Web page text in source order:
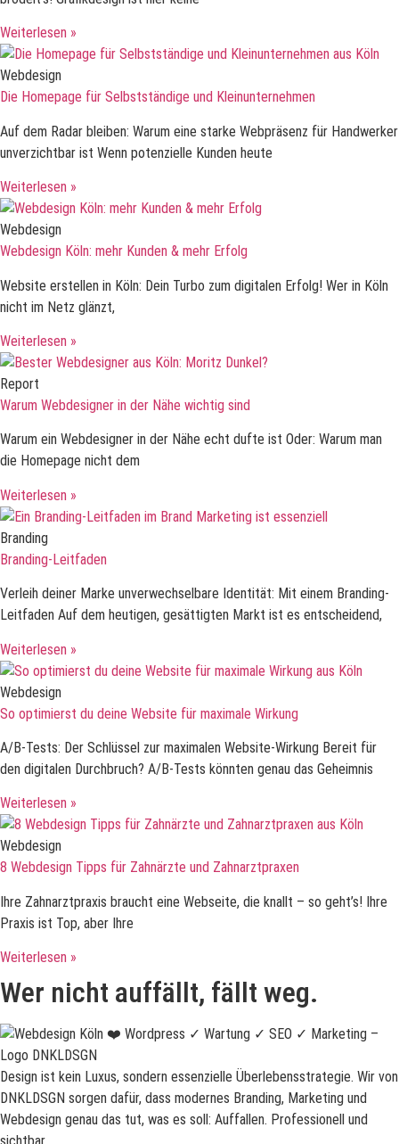
Weiterlesen »
Webdesign
Die Homepage für Selbstständige und Kleinunternehmen
Auf dem Radar bleiben: Warum eine starke Webpräsenz für Handwerker
unverzichtbar ist Wenn potenzielle Kunden heute
Weiterlesen »
Webdesign
Webdesign Köln: mehr Kunden & mehr Erfolg
Website erstellen in Köln: Dein Turbo zum digitalen Erfolg! Wer in Köln
nicht im Netz glänzt,
Weiterlesen »
Report
Warum Webdesigner in der Nähe wichtig sind
Warum ein Webdesigner in der Nähe echt dufte ist Oder: Warum man
die Homepage nicht dem
Weiterlesen »
Branding
Branding-Leitfaden
Verleih deiner Marke unverwechselbare Identität: Mit einem Branding-
Leitfaden Auf dem heutigen, gesättigten Markt ist es entscheidend,
Weiterlesen »
Webdesign
So optimierst du deine Website für maximale Wirkung
A/B-Tests: Der Schlüssel zur maximalen Website-Wirkung Bereit für
den digitalen Durchbruch? A/B-Tests könnten genau das Geheimnis
Weiterlesen »
Webdesign
8 Webdesign Tipps für Zahnärzte und Zahnarztpraxen
Ihre Zahnarztpraxis braucht eine Webseite, die knallt – so geht’s! Ihre
Praxis ist Top, aber Ihre
Weiterlesen »
Wer nicht auffällt, fällt weg.
Design ist kein Luxus, sondern essenzielle Überlebensstrategie. Wir von
DNKLDSGN sorgen dafür, dass modernes Branding, Marketing und
Webdesign genau das tut, was es soll: Auffallen. Professionell und